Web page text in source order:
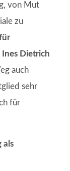
von Mut
zu
Ines Dietrich
auch
sehr
für
als